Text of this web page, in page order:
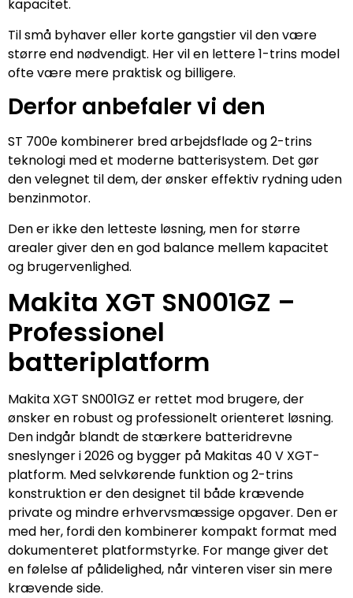
kapacitet.
Til små byhaver eller korte gangstier vil den være
større end nødvendigt. Her vil en lettere 1-trins model
ofte være mere praktisk og billigere.
Derfor anbefaler vi den
ST 700e kombinerer bred arbejdsflade og 2-trins
teknologi med et moderne batterisystem. Det gør
den velegnet til dem, der ønsker effektiv rydning uden
benzinmotor.
Den er ikke den letteste løsning, men for større
arealer giver den en god balance mellem kapacitet
og brugervenlighed.
Makita XGT SN001GZ –
Professionel
batteriplatform
Makita XGT SN001GZ er rettet mod brugere, der
ønsker en robust og professionelt orienteret løsning.
Den indgår blandt de stærkere batteridrevne
sneslynger i 2026 og bygger på Makitas 40 V XGT-
platform. Med selvkørende funktion og 2-trins
konstruktion er den designet til både krævende
private og mindre erhvervsmæssige opgaver. Den er
med her, fordi den kombinerer kompakt format med
dokumenteret platformstyrke. For mange giver det
en følelse af pålidelighed, når vinteren viser sin mere
krævende side.